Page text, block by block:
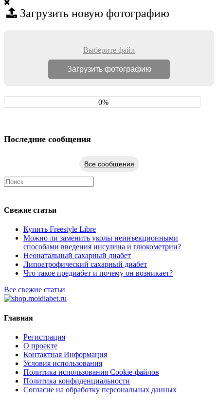
Загрузить новую фотографию
Выберите файл
0%
Последние сообщения
Все сообщения
Свежие статьи
Купить Freestyle Libre
Можно ли заменить уколы неинъекционными
способами введения инсулина и глюкометрии?
Неонатальный сахарный диабет
Липоатрофический сахарный диабет
Что такое предиабет и почему он возникает?
Все свежие статьи
Главная
Регистрация
О проекте
Контактная Информация
Условия использования
Политика использования Cookie-файлов
Политика конфиденциальности
Согласие на обработку персональных данных